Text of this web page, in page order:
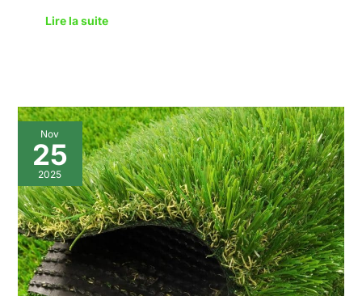
Lire la suite
Nov
25
2025
Test
:
tapis
de
gazon
artificiel
épais
Heyroll
35
mm